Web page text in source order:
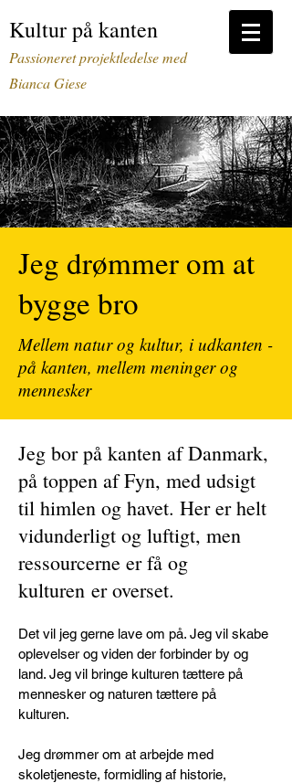
Kultur på kanten
Passioneret projektledelse med
Bianca Giese
Copyright Jérémy Sauterel
Jeg drømmer om at
bygge bro
Mellem natur og kultur, i udkanten -
på kanten, mellem meninger og
mennesker
Jeg bor på kanten af Danmark,
på toppen af Fyn, med udsigt
til himlen og havet. Her er helt
vidunderligt og luftigt, men
ressourcerne er få og
kulturen er overset.
Det vil jeg gerne lave om på. Jeg vil skabe
oplevelser og viden der forbinder by og
land. Jeg vil bringe kulturen tættere på
mennesker og naturen tættere på
kulturen.
Jeg drømmer om at arbejde med
skoletjeneste, formidling af historie,